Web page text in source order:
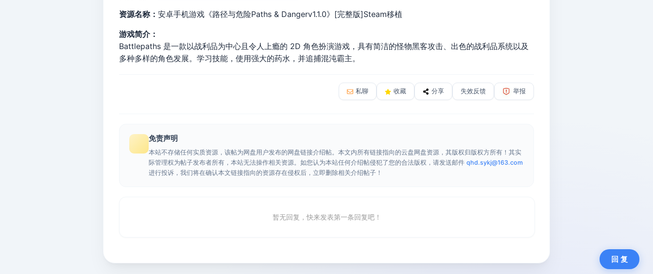
资源名称： 安卓手机游戏《路径与危险Paths & Dangerⅴ1.1.0》[完整版]Steam移植
游戏简介：
Battlepaths 是一款以战利品为中心且令人上瘾的 2D 角色扮演游戏，具有简洁的怪物黑客攻击、出色的战利品系统以及
多种多样的角色发展。学习技能，使用强大的药水，并追捕混沌霸主。
私聊 收藏 分享 失效反馈 举报
免责声明
本站不存储任何实质资源，该帖为网盘用户发布的网盘链接介绍帖。本文内所有链接指向的云盘网盘资源，其版权归版权方所有！其实
际管理权为帖子发布者所有，本站无法操作相关资源。如您认为本站任何介绍帖侵犯了您的合法版权，请发送邮件 qhd.sykj@163.com
进行投诉，我们将在确认本文链接指向的资源存在侵权后，立即删除相关介绍帖子！
暂无回复，快来发表第一条回复吧！
回 复